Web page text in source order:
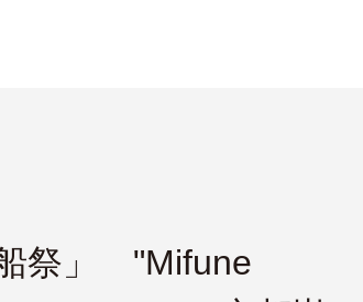
祭」 "Mifune